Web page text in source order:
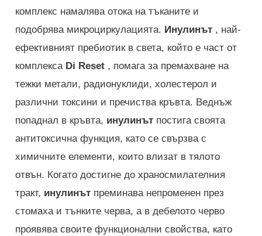
комплекс намалява отока на тъканите и
подобрява микроциркулацията. Инулинът , най-
ефективният пребиотик в света, който е част от
комплекса Di Reset , помага за премахване на
тежки метали, радионуклиди, холестерол и
различни токсини и пречиства кръвта. Веднъж
попаднал в кръвта, инулинът постига своята
антитоксична функция, като се свързва с
химичните елементи, които влизат в тялото
отвън. Когато достигне до храносмилателния
тракт, инулинът преминава непроменен през
стомаха и тънките черва, а в дебелото черво
проявява своите функционални свойства, като